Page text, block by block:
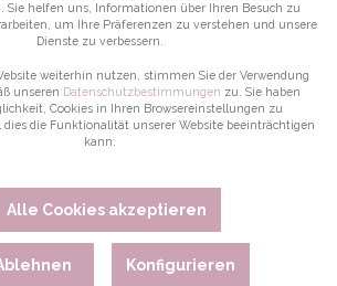
Sie helfen uns, Informationen über Ihren Besuch zu
um Ihre Präferenzen zu verstehen und unsere
Dienste zu verbessern.
weiterhin nutzen, stimmen Sie der Verwendung
unseren Datenschutzbestimmungen zu. Sie haben
Cookies in Ihren Browsereinstellungen zu
die Funktionalität unserer Website beeinträchtigen
kann.
Alle Cookies akzeptieren
Konfigurieren